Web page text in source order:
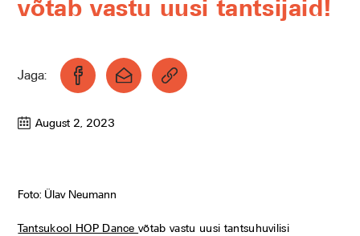
võtab vastu uusi tantsijaid!
Jaga:
August 2, 2023
Foto: Ülav Neumann
Tantsukool HOP Dancevõtab vastu uusi tantsuhuvilisi